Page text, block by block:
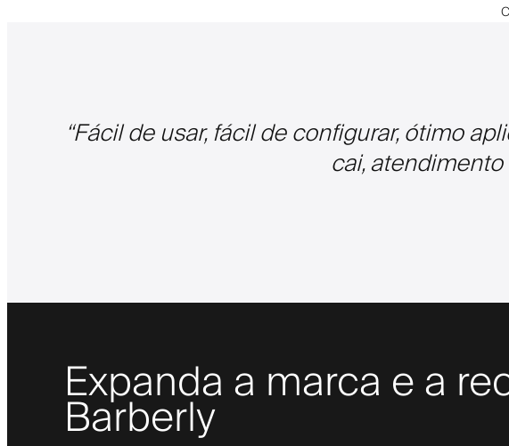
“Fácil de usar, fácil de configurar, ótimo
cai,
Expanda a marca e a
Barberly